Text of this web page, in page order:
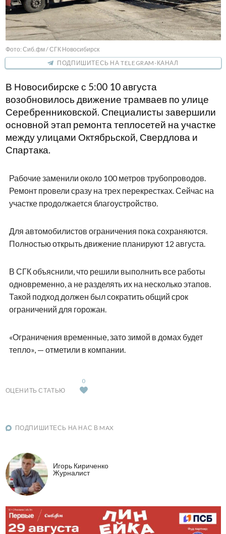
Фото: Сиб.фм / СГК Новосибирск
ПОДПИШИТЕСЬ НА TELEGRAM-КАНАЛ
В Новосибирске с 5:00 10 августа
возобновилось движение трамваев по улице
Серебренниковской. Специалисты завершили
основной этап ремонта теплосетей на участке
между улицами Октябрьской, Свердлова и
Спартака.
Рабочие заменили около 100 метров трубопроводов.
Ремонт провели сразу на трех перекрестках. Сейчас на
участке продолжается благоустройство.
Для автомобилистов ограничения пока сохраняются.
Полностью открыть движение планируют 12 августа.
В СГК объяснили, что решили выполнить все работы
одновременно, а не разделять их на несколько этапов.
Такой подход должен был сократить общий срок
ограничений для горожан.
«Ограничения временные, зато зимой в домах будет
тепло», — отметили в компании.
ОЦЕНИТЬ СТАТЬЮ
0
ПОДПИШИТЕСЬ НА НАС В MAX
Игорь Кириченко
Журналист